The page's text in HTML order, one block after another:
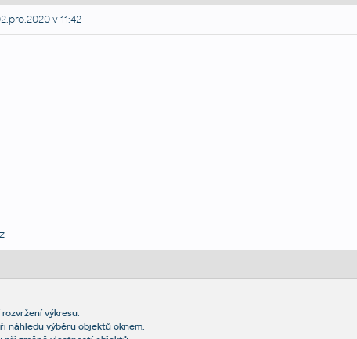
v 11:42
výkresu.
náhledu výběru objektů oknem.